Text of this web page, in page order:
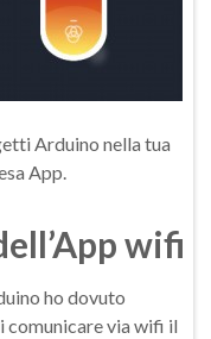
Arduino nella tua
App.
wifi
ho dovuto
comunicare via wifi il